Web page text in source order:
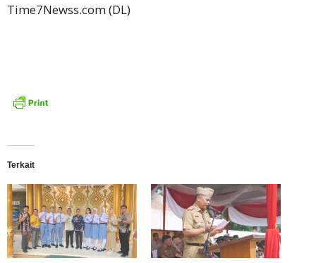
Time7Newss.com (DL)
Terkait